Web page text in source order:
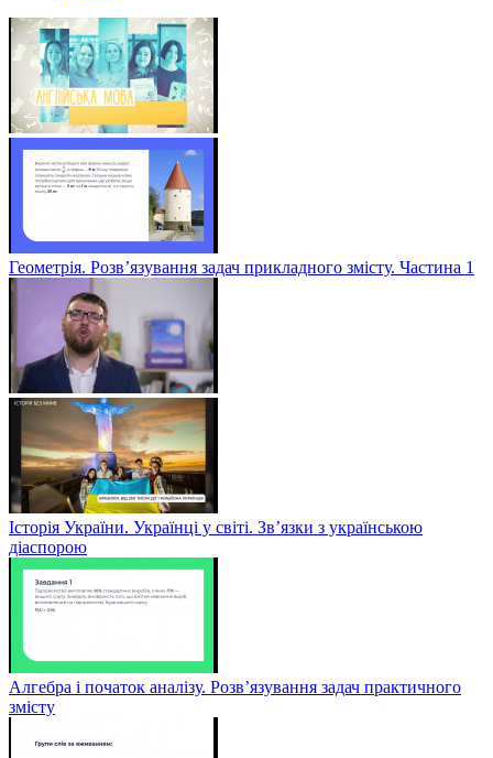
Геометрія. Розв’язування задач прикладного змісту. Частина 1
Історія України. Українці у світі. Зв’язки з українською
діаспорою
Алгебра і початок аналізу. Розв’язування задач практичного
змісту